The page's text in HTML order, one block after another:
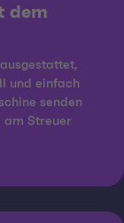
dem
und einfach
senden
am Streuer